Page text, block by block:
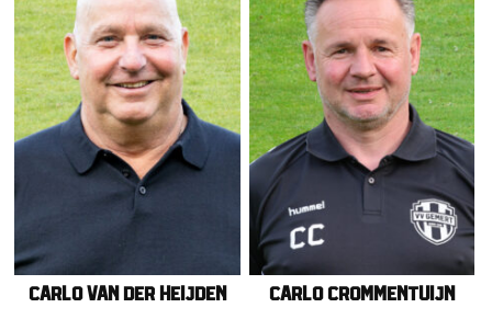
Carlo van der Heijden Carlo Crommentuijn